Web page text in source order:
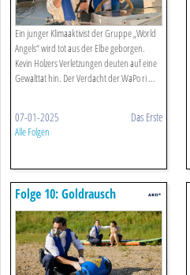
Ein junger Klimaaktivist der Gruppe „World
Angels“ wird tot aus der Elbe geborgen.
Kevin Holzers Verletzungen deuten auf eine
Gewalttat hin. Der Verdacht der WaPo ri ...
07-01-2025 Das Erste
Alle Folgen
Folge 10: Goldrausch
(s02/e01)